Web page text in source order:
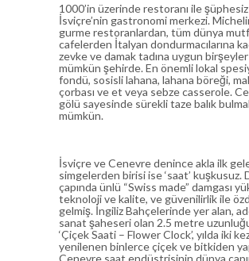
1000’in üzerinde restoranı ile
İsviçre’nin gastronomi merkezi. Michelin
gurme restoranlardan, tüm dünya
cafelerden İtalyan dondurmacılarına
zevke ve damak tadına uygun
mümkün şehirde. En önemli lokal
fondü, sosisli lahana, lahana böreği,
çorbası ve et veya sebze casserole.
gölü sayesinde sürekli taze balık
mümkün.
İsviçre ve Cenevre denince akla ilk
simgelerden birisi ise ‘saat’ kuşkusuz.
çapında ünlü “Swiss made” damgası
teknoloji ve kalite, ve güvenilirlik ile
gelmiş. İngiliz Bahçelerinde yer alan,
sanat şaheseri olan 2.5 metre
‘Çiçek Saati – Flower Clock’, yılda iki
yenilenen binlerce çiçek ve bitkiden
Cenevre saat endüstrisinin dünya